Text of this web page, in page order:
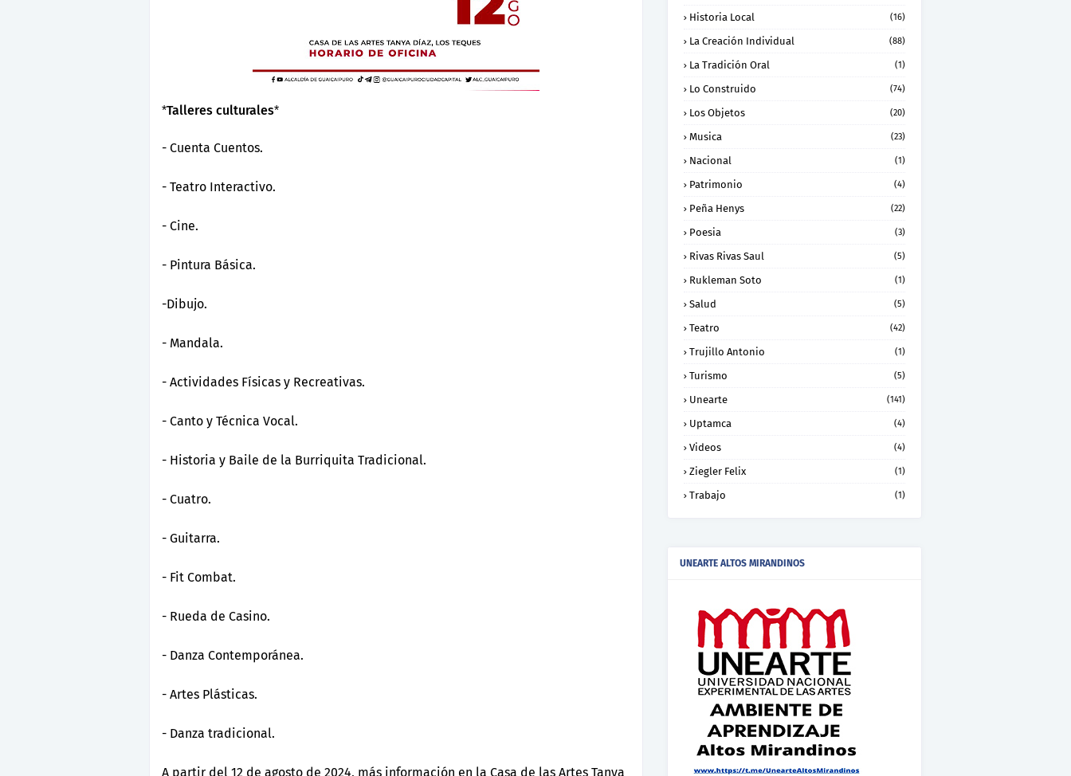
*Talleres culturales*
- Cuenta Cuentos.
- Teatro Interactivo.
- Cine.
- Pintura Básica.
-Dibujo.
- Mandala.
- Actividades Físicas y Recreativas.
- Canto y Técnica Vocal.
- Historia y Baile de la Burriquita Tradicional.
- Cuatro.
- Guitarra.
- Fit Combat.
- Rueda de Casino.
- Danza Contemporánea.
- Artes Plásticas.
- Danza tradicional.
A partir del 12 de agosto de 2024, más información en la Casa de las Artes Tanya
Historia Local (16)
La Creación Individual (88)
La Tradición Oral (1)
Lo Construido (74)
Los Objetos (20)
Musica (23)
Nacional (1)
Patrimonio (4)
Peña Henys (22)
Poesia (3)
Rivas Rivas Saul (5)
Rukleman Soto (1)
Salud (5)
Teatro (42)
Trujillo Antonio (1)
Turismo (5)
Unearte (141)
Uptamca (4)
Videos (4)
Ziegler Felix (1)
Trabajo (1)
UNEARTE ALTOS MIRANDINOS